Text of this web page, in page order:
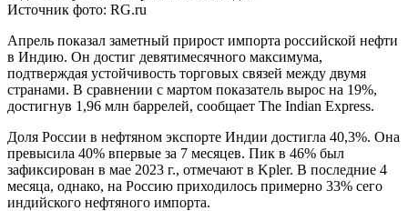
Источник фото: RG.ru
Апрель показал заметный прирост импорта российской нефти
в Индию. Он достиг девятимесячного максимума,
подтверждая устойчивость торговых связей между двумя
странами. В сравнении с мартом показатель вырос на 19%,
достигнув 1,96 млн баррелей, сообщает The Indian Express.
Доля России в нефтяном экспорте Индии достигла 40,3%. Она
превысила 40% впервые за 7 месяцев. Пик в 46% был
зафиксирован в мае 2023 г., отмечают в Kpler. В последние 4
месяца, однако, на Россию приходилось примерно 33% сего
индийского нефтяного импорта.